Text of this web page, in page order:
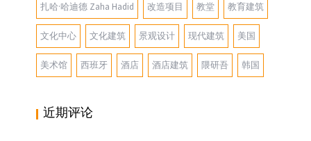
扎哈·哈迪德 Zaha Hadid 改造项目 教堂 教育建筑
文化中心 文化建筑 景观设计 现代建筑 美国
美术馆 西班牙 酒店 酒店建筑 隈研吾 韩国
近期评论